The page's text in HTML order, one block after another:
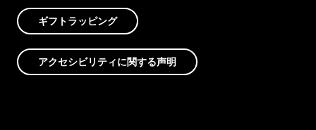
ギフトラッピング
アクセシビリティに関する声明